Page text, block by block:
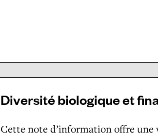
Diversité biologique et
Cette note d’information offre une